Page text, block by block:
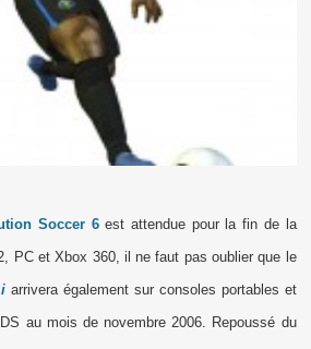
Soccer 6est attendue pour la fin de la
PC et Xbox 360, il ne faut pas oublier que le
arrivera également sur consoles portables et
au mois de novembre 2006. Repoussé du